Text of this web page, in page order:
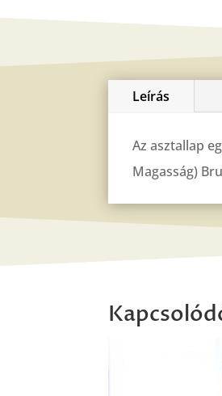
Leírás
Az asztallap
Magasság)